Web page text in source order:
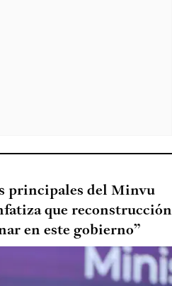
principales del Minvu
que reconstrucción
en este gobierno”